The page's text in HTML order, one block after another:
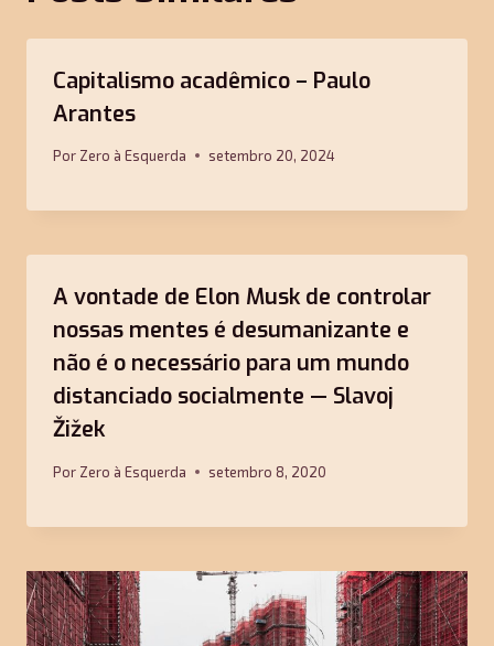
Capitalismo acadêmico – Paulo
Arantes
Por Zero à Esquerda setembro 20, 2024
A vontade de Elon Musk de controlar
nossas mentes é desumanizante e
não é o necessário para um mundo
distanciado socialmente — Slavoj
Žižek
Por Zero à Esquerda setembro 8, 2020